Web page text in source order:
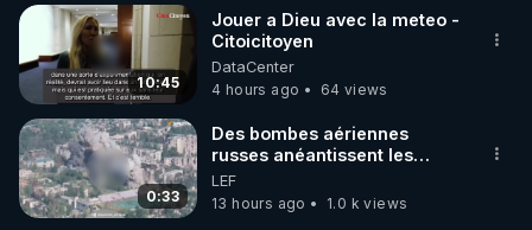
10:45
Jouer a Dieu avec la meteo -
Citoicitoyen
DataCenter
4 hours ago
64 views
0:33
Des bombes aériennes
russes anéantissent les
centres de contrôle de
drones de 3 brigades
ukrainienne
LEF
13 hours ago
1.0 k views